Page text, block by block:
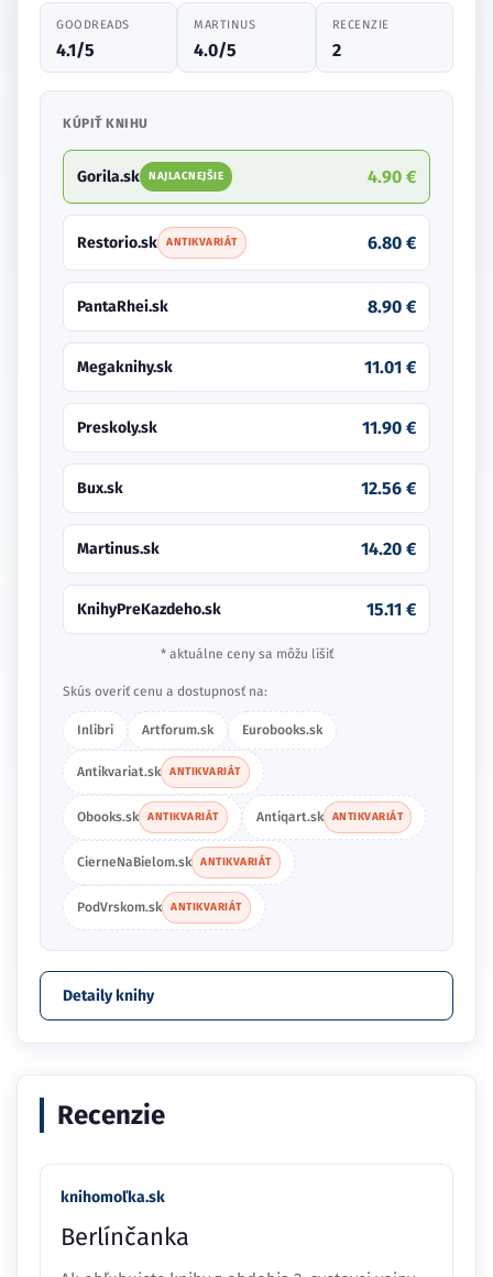
GOODREADS
4.1/5
MARTINUS
4.0/5
RECENZIE
2
KÚPIŤ KNIHU
Gorila.sk NAJLACNEJŠIE 4.90 €
Restorio.sk ANTIKVARIÁT 6.80 €
PantaRhei.sk 8.90 €
Megaknihy.sk 11.01 €
Preskoly.sk 11.90 €
Bux.sk 12.56 €
Martinus.sk 14.20 €
KnihyPreKazdeho.sk 15.11 €
* aktuálne ceny sa môžu líšiť
Skús overiť cenu a dostupnosť na:
Inlibri Artforum.sk Eurobooks.sk
Antikvariat.sk ANTIKVARIÁT
Obooks.sk ANTIKVARIÁT Antiqart.sk ANTIKVARIÁT
CierneNaBielom.sk ANTIKVARIÁT
PodVrskom.sk ANTIKVARIÁT
Detaily knihy
Recenzie
knihomoľka.sk
Berlínčanka